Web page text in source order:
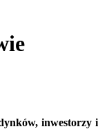
inwestorzy i